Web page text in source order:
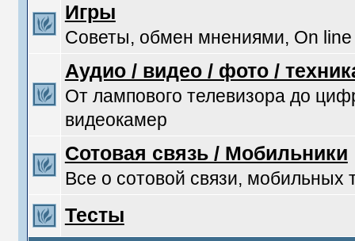
Игры
Советы, обмен мнениями, On line
Аудио / видео / фото /
От лампового телевизора до
видеокамер
Сотовая связь / Мобильники
Все о сотовой связи, мобильных
Тесты